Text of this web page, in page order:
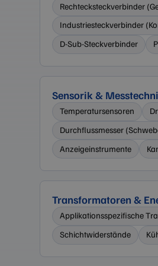
Rechtecksteckverbinder
Industriesteckverbinder
D-Sub-Steckverbinder
Sensorik &
Temperatursensoren
Durchflussmesser
Anzeigeinstrumente
Transformatoren &
Applikationsspezifische
Schichtwiderstände